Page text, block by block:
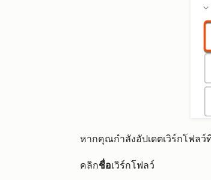
หากคุณกำลังอัปเดตเวิร์กโฟลว์
คลิกชื่อเวิร์กโฟลว์